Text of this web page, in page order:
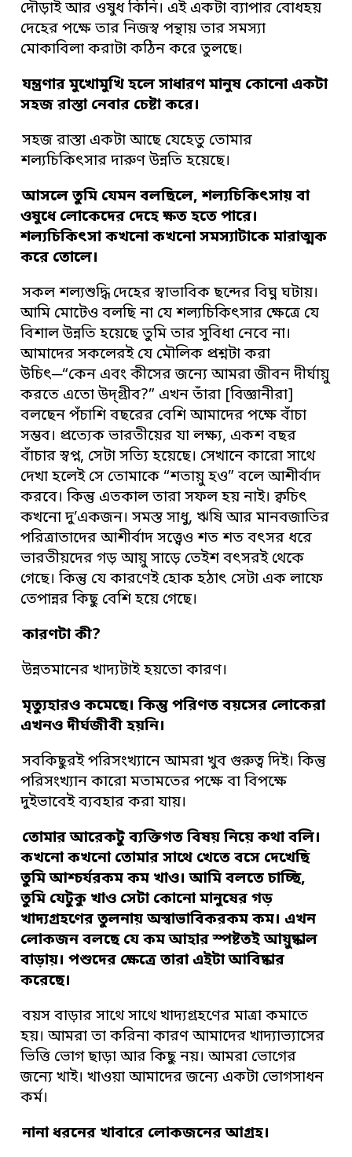
দৌড়াই আর ওষুধ কিনি। এই একটা ব্যাপার বোধহয়
দেহের পক্ষে তার নিজস্ব পন্থায় তার সমস্যা
মোকাবিলা করাটা কঠিন করে তুলছে।
যন্ত্রণার মুখোমুখি হলে সাধারণ মানুষ কোনো একটা
সহজ রাস্তা নেবার চেষ্টা করে।
সহজ রাস্তা একটা আছে যেহেতু তোমার
শল্যচিকিৎসার দারুণ উন্নতি হয়েছে।
আসলে তুমি যেমন বলছিলে, শল্যচিকিৎসায় বা
ওষুধে লোকেদের দেহে ক্ষত হতে পারে।
শল্যচিকিৎসা কখনো কখনো সমস্যাটাকে মারাত্মক
করে তোলে।
সকল শল্যশুদ্ধি দেহের স্বাভাবিক ছন্দের বিঘ্ন ঘটায়।
আমি মোটেও বলছি না যে শল্যচিকিৎসার ক্ষেত্রে যে
বিশাল উন্নতি হয়েছে তুমি তার সুবিধা নেবে না।
আমাদের সকলেরই যে মৌলিক প্রশ্নটা করা
উচিৎ─“কেন এবং কীসের জন্যে আমরা জীবন দীর্ঘায়ু
করতে এতো উদ্গ্রীব?” এখন তাঁরা [বিজ্ঞানীরা]
বলছেন পঁচাশি বছরের বেশি আমাদের পক্ষে বাঁচা
সম্ভব। প্রত্যেক ভারতীয়ের যা লক্ষ্য, একশ বছর
বাঁচার স্বপ্ন, সেটা সত্যি হয়েছে। সেখানে কারো সাথে
দেখা হলেই সে তোমাকে “শতায়ু হও” বলে আশীর্বাদ
করবে। কিন্তু এতকাল তারা সফল হয় নাই। ক্বচিৎ
কখনো দু’একজন। সমস্ত সাধু, ঋষি আর মানবজাতির
পরিত্রাতাদের আশীর্বাদ সত্ত্বেও শত শত বৎসর ধরে
ভারতীয়দের গড় আয়ু সাড়ে তেইশ বৎসরই থেকে
গেছে। কিন্তু যে কারণেই হোক হঠাৎ সেটা এক লাফে
তেপান্নর কিছু বেশি হয়ে গেছে।
কারণটা কী?
উন্নতমানের খাদ্যটাই হয়তো কারণ।
মৃত্যুহারও কমেছে। কিন্তু পরিণত বয়সের লোকেরা
এখনও দীর্ঘজীবী হয়নি।
সবকিছুরই পরিসংখ্যানে আমরা খুব গুরুত্ব দিই। কিন্তু
পরিসংখ্যান কারো মতামতের পক্ষে বা বিপক্ষে
দুইভাবেই ব্যবহার করা যায়।
তোমার আরেকটু ব্যক্তিগত বিষয় নিয়ে কথা বলি।
কখনো কখনো তোমার সাথে খেতে বসে দেখেছি
তুমি আশ্চর্যরকম কম খাও। আমি বলতে চাচ্ছি,
তুমি যেটুকু খাও সেটা কোনো মানুষের গড়
খাদ্যগ্রহণের তুলনায় অস্বাভাবিকরকম কম। এখন
লোকজন বলছে যে কম আহার স্পষ্টতই আয়ুষ্কাল
বাড়ায়। পশুদের ক্ষেত্রে তারা এইটা আবিষ্কার
করেছে।
বয়স বাড়ার সাথে সাথে খাদ্যগ্রহণের মাত্রা কমাতে
হয়। আমরা তা করিনা কারণ আমাদের খাদ্যাভ্যাসের
ভিত্তি ভোগ ছাড়া আর কিছু নয়। আমরা ভোগের
জন্যে খাই। খাওয়া আমাদের জন্যে একটা ভোগসাধন
কর্ম।
নানা ধরনের খাবারে লোকজনের আগ্রহ।